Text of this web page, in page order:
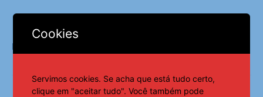
Fonte:
Cookies
Servimos cookies. Se acha que está tudo certo,
clique em "aceitar tudo". Você também pode